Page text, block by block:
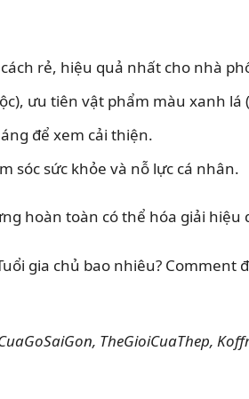
rẻ, hiệu quả nhất cho nhà
ưu tiên vật phẩm màu xanh lá
để xem cải thiện.
sóc sức khỏe và nỗ lực cá nhân.
hoàn toàn có thể hóa giải
gia chủ bao nhiêu?
TheGioiCuaThep,